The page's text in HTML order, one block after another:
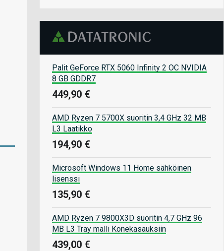
Palit GeForce RTX 5060 Infinity 2 OC NVIDIA
8 GB GDDR7
449,90 €
AMD Ryzen 7 5700X suoritin 3,4 GHz 32 MB
L3 Laatikko
194,90 €
Microsoft Windows 11 Home sähköinen
lisenssi
135,90 €
AMD Ryzen 7 9800X3D suoritin 4,7 GHz 96
MB L3 Tray malli Konekasauksiin
439,00 €